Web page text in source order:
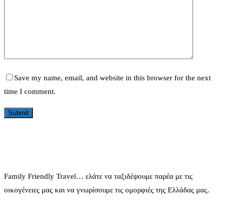
Save my name, email, and website in this browser for the next
time I comment.
Family Friendly Travel… ελάτε να ταξιδέψουμε παρέα με τις
οικογένειες μας και να γνωρίσουμε τις ομορφιές της Ελλάδας μας.